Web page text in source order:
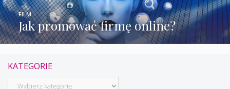
Jak promować firmę online?
FILM
KATEGORIE
Kategorie